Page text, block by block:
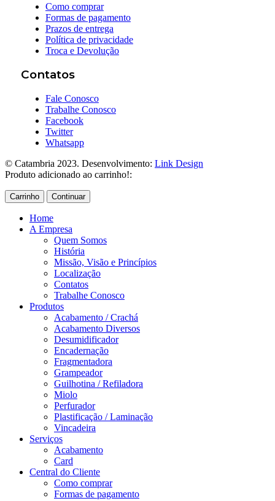
Como comprar
Formas de pagamento
Prazos de entrega
Política de privacidade
Troca e Devolução
Contatos
Fale Conosco
Trabalhe Conosco
Facebook
Twitter
Whatsapp
© Catambria 2023. Desenvolvimento: Link Design
Produto adicionado ao carrinho!:
Carrinho Continuar
Home
A Empresa
Quem Somos
História
Missão, Visão e Princípios
Localização
Contatos
Trabalhe Conosco
Produtos
Acabamento / Crachá
Acabamento Diversos
Desumidificador
Encadernação
Fragmentadora
Grampeador
Guilhotina / Refiladora
Miolo
Perfurador
Plastificação / Laminação
Vincadeira
Serviços
Acabamento
Card
Central do Cliente
Como comprar
Formas de pagamento